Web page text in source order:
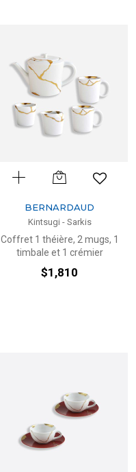
BERNARDAUD
Kintsugi - Sarkis
Coffret 1 théière, 2 mugs, 1
timbale et 1 crémier
$1,810